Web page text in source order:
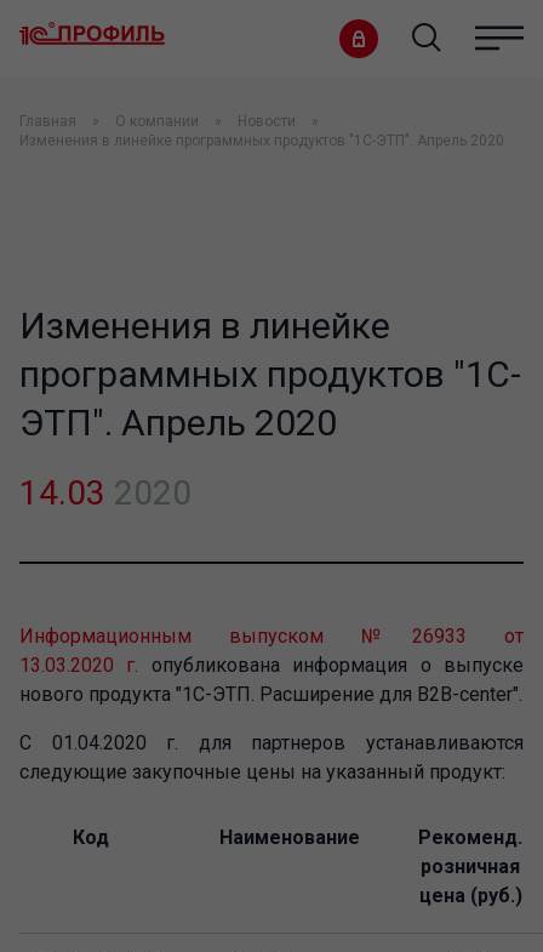
Главная О компании
Новости
Изменения в линейке программных продуктов "1С-ЭТП". Апрель 2020
Изменения в линейке
программных продуктов "1С-
ЭТП". Апрель 2020
14.03 2020
Информационным выпуском №26933 от
13.03.2020 г. опубликована информация о выпуске
нового продукта "1С-ЭТП. Расширение для B2B-center".
С 01.04.2020 г. для партнеров устанавливаются
следующие закупочные цены на указанный продукт:
Код Наименование
Рекоменд.
розничная
цена (руб.)